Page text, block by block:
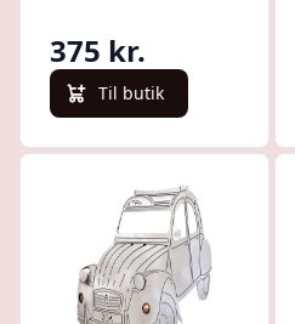
375 kr.
Til butik